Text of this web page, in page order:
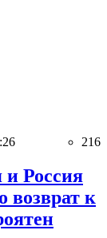
216
Россия
возврат к